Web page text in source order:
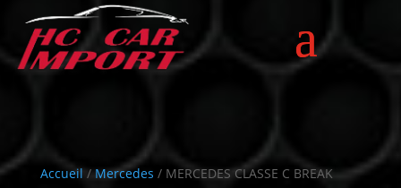
Accueil /Mercedes / MERCEDES CLASSE C BREAK